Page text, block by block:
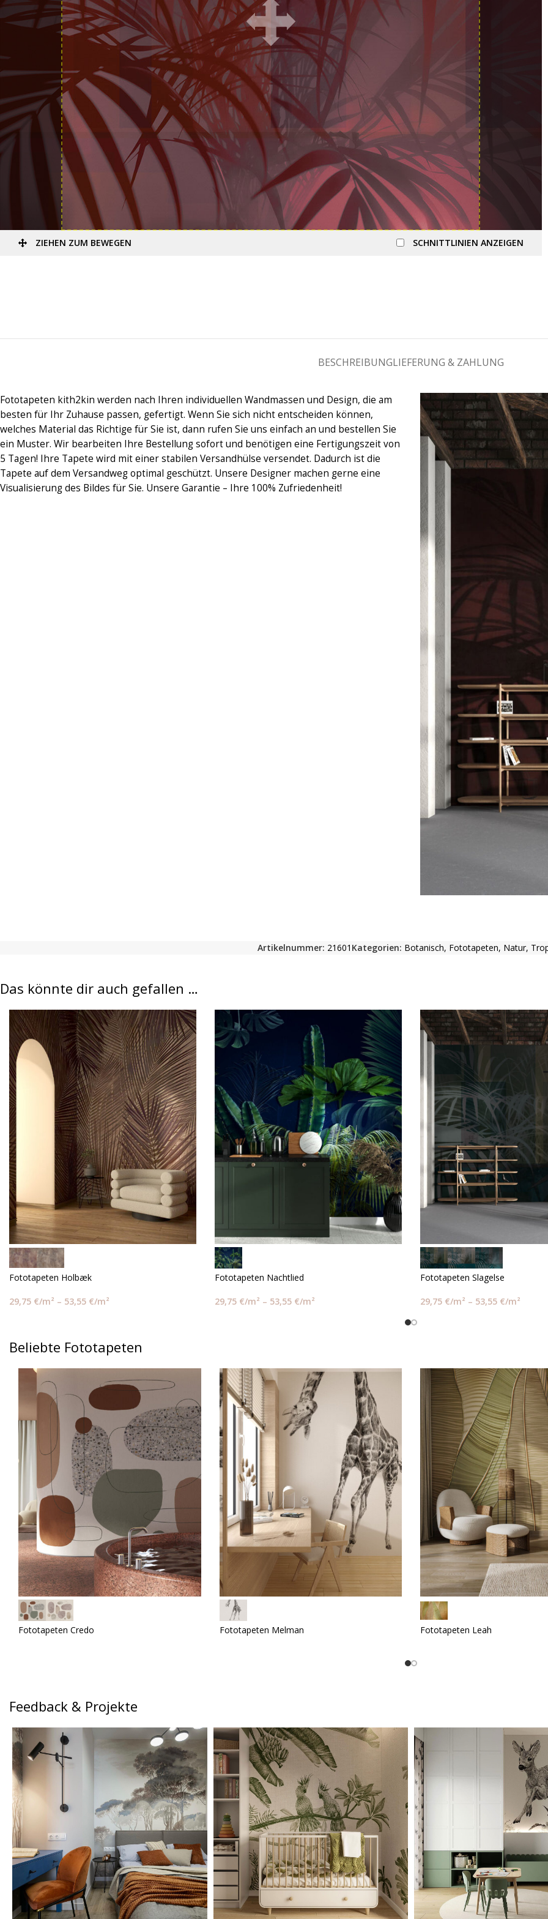
ZIEHEN ZUM BEWEGEN SCHNITTLINIEN ANZEIGEN
BESCHREIBUNGLIEFERUNG & ZAHLUNG
Fototapeten kith2kin werden nach Ihren individuellen Wandmassen und Design, die am
besten für Ihr Zuhause passen, gefertigt. Wenn Sie sich nicht entscheiden können,
welches Material das Richtige für Sie ist, dann rufen Sie uns einfach an und bestellen Sie
ein Muster. Wir bearbeiten Ihre Bestellung sofort und benötigen eine Fertigungszeit von
5 Tagen! Ihre Tapete wird mit einer stabilen Versandhülse versendet. Dadurch ist die
Tapete auf dem Versandweg optimal geschützt. Unsere Designer machen gerne eine
Visualisierung des Bildes für Sie. Unsere Garantie – Ihre 100% Zufriedenheit!
Artikelnummer: 21601 Kategorien: Botanisch, Fototapeten, Natur,
Das könnte dir auch gefallen …
Fototapeten Holbæk
29,75 €/m² – 53,55 €/m²
Fototapeten Nachtlied
29,75 €/m² – 53,55 €/m²
Fototapeten Slagelse
29,75 €/m² – 53,55 €/m²
Beliebte Fototapeten
Fototapeten Credo Fototapeten Melman Fototapeten Leah
Feedback & Projekte